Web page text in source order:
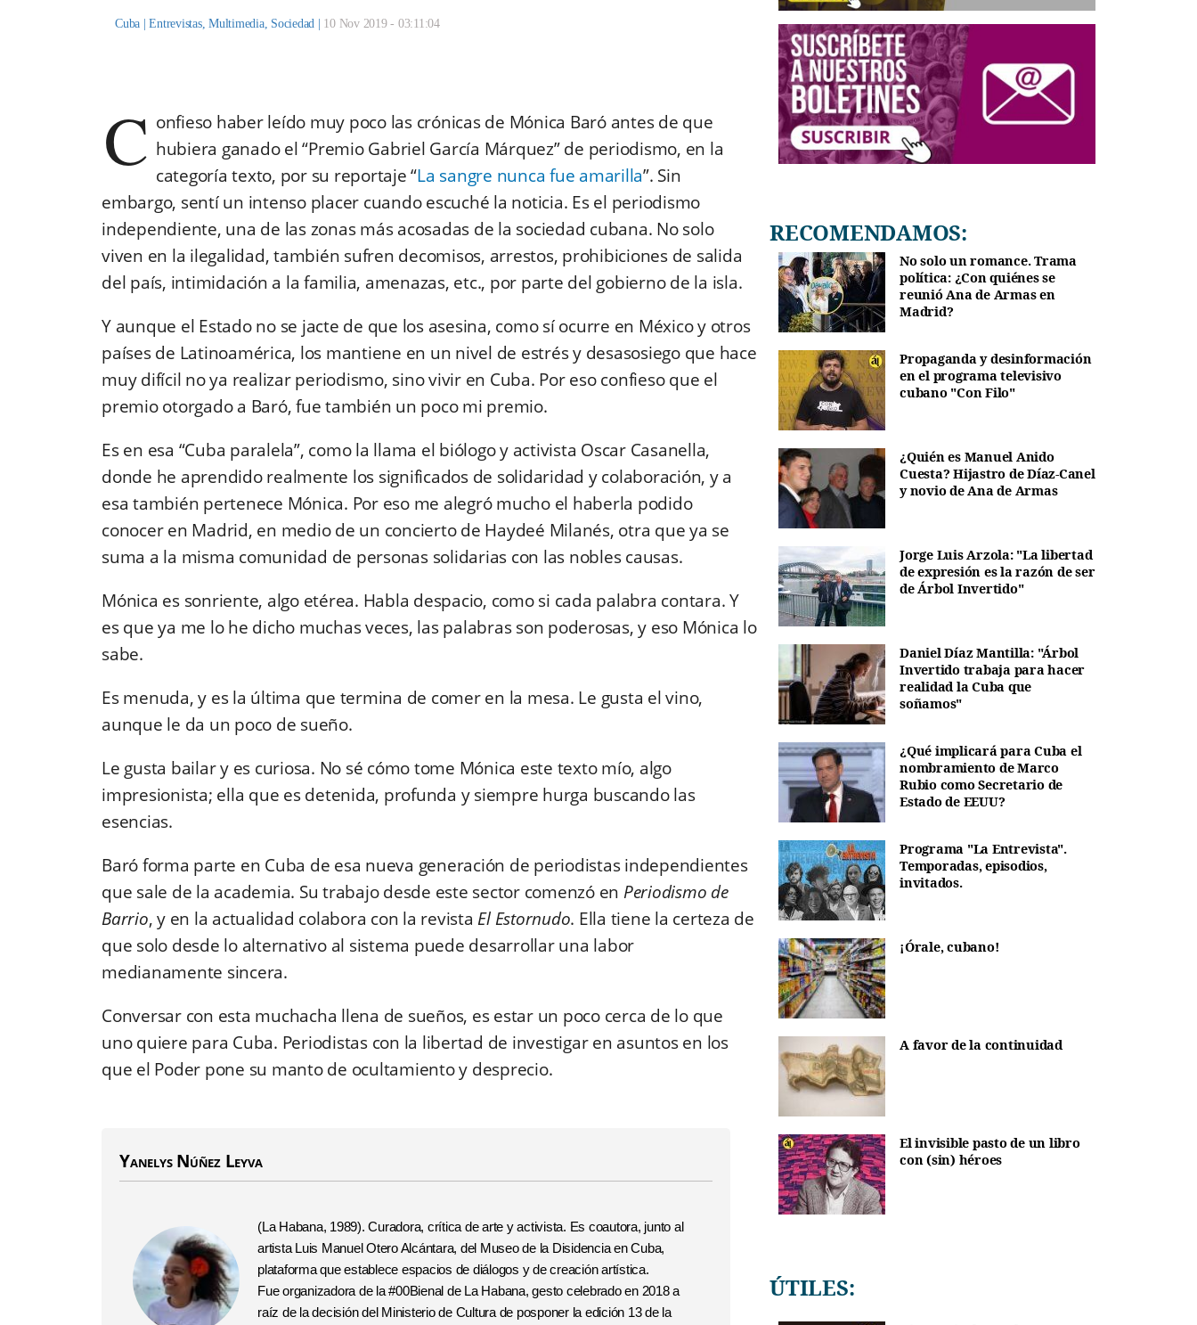
Cuba |Entrevistas, Multimedia, Sociedad 10 Nov 2019 - 03:11:04
C onfieso haber leído muy poco las crónicas de Mónica Baró antes de que
hubiera ganado el “Premio Gabriel García Márquez” de periodismo, en la
categoría texto, por su reportaje “La sangre nunca fue amarilla”. Sin
embargo, sentí un intenso placer cuando escuché la noticia. Es el periodismo
independiente, una de las zonas más acosadas de la sociedad cubana. No solo
viven en la ilegalidad, también sufren decomisos, arrestos, prohibiciones de salida
del país, intimidación a la familia, amenazas, etc., por parte del gobierno de la isla.
Y aunque el Estado no se jacte de que los asesina, como sí ocurre en México y otros
países de Latinoamérica, los mantiene en un nivel de estrés y desasosiego que hace
muy difícil no ya realizar periodismo, sino vivir en Cuba. Por eso confieso que el
premio otorgado a Baró, fue también un poco mi premio.
Es en esa “Cuba paralela”, como la llama el biólogo y activista Oscar Casanella,
donde he aprendido realmente los significados de solidaridad y colaboración, y a
esa también pertenece Mónica. Por eso me alegró mucho el haberla podido
conocer en Madrid, en medio de un concierto de Haydeé Milanés, otra que ya se
suma a la misma comunidad de personas solidarias con las nobles causas.
Mónica es sonriente, algo etérea. Habla despacio, como si cada palabra contara. Y
es que ya me lo he dicho muchas veces, las palabras son poderosas, y eso Mónica lo
sabe.
Es menuda, y es la última que termina de comer en la mesa. Le gusta el vino,
aunque le da un poco de sueño.
Le gusta bailar y es curiosa. No sé cómo tome Mónica este texto mío, algo
impresionista; ella que es detenida, profunda y siempre hurga buscando las
esencias.
Baró forma parte en Cuba de esa nueva generación de periodistas independientes
que sale de la academia. Su trabajo desde este sector comenzó en Periodismo de
Barrio, y en la actualidad colabora con la revista El Estornudo. Ella tiene la certeza de
que solo desde lo alternativo al sistema puede desarrollar una labor
medianamente sincera.
Conversar con esta muchacha llena de sueños, es estar un poco cerca de lo que
uno quiere para Cuba. Periodistas con la libertad de investigar en asuntos en los
que el Poder pone su manto de ocultamiento y desprecio.
Yanelys Núñez Leyva
(La Habana, 1989). Curadora, crítica de arte y activista. Es coautora, junto al
artista Luis Manuel Otero Alcántara, del Museo de la Disidencia en Cuba,
plataforma que establece espacios de diálogos y de creación artística.
Fue organizadora de la #00Bienal de La Habana, gesto celebrado en 2018 a
raíz de la decisión del Ministerio de Cultura de posponer la edición 13 de la
RECOMENDAMOS:
No solo un romance. Trama
política: ¿Con quiénes se
reunió Ana de Armas en
Madrid?
Propaganda y desinformación
en el programa televisivo
cubano "Con Filo"
¿Quién es Manuel Anido
Cuesta? Hijastro de Díaz-Canel
y novio de Ana de Armas
Jorge Luis Arzola: "La libertad
de expresión es la razón de ser
de Árbol Invertido"
Daniel Díaz Mantilla: "Árbol
Invertido trabaja para hacer
realidad la Cuba que
soñamos"
¿Qué implicará para Cuba el
nombramiento de Marco
Rubio como Secretario de
Estado de EEUU?
Programa "La Entrevista".
Temporadas, episodios,
invitados.
¡Órale, cubano!
A favor de la continuidad
El invisible pasto de un libro
con (sin) héroes
ÚTILES: